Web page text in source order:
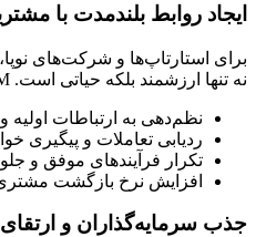
ایجاد روابط بلندمدت با
برای استارتاپ‌ها و شرکت‌های
نه تنها ارزشمند بلکه حیاتی است. CRM باعث می‌شود:
نظم‌دهی به ارتباطات اولیه
ردیابی تعاملات و
تکرار فرآیندهای موفق و
افزایش نرخ بازگشت مشتری
جذب سرمایه‌گذاران و